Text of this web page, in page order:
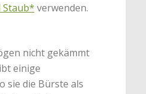
Staub* verwenden.
nicht gekämmt
einige
sie die Bürste als